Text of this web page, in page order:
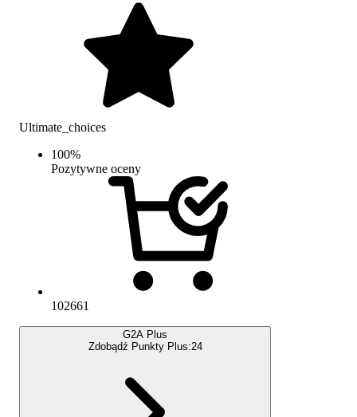
Ultimate_choices
100%
Pozytywne oceny
102661
G2A Plus
Zdobądź Punkty Plus:24